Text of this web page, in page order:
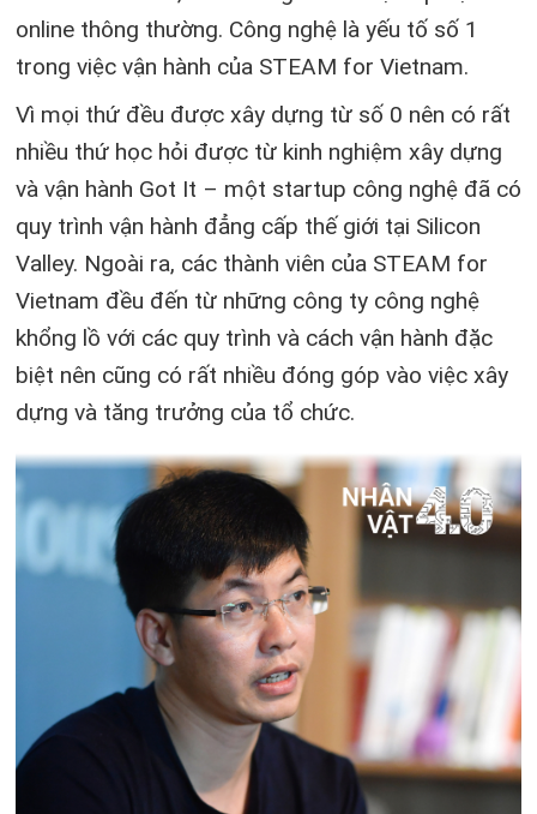
online thông thường. Công nghệ là yếu tố số 1
trong việc vận hành của STEAM for Vietnam.
Vì mọi thứ đều được xây dựng từ số 0 nên có rất
nhiều thứ học hỏi được từ kinh nghiệm xây dựng
và vận hành Got It – một startup công nghệ đã có
quy trình vận hành đẳng cấp thế giới tại Silicon
Valley. Ngoài ra, các thành viên của STEAM for
Vietnam đều đến từ những công ty công nghệ
khổng lồ với các quy trình và cách vận hành đặc
biệt nên cũng có rất nhiều đóng góp vào việc xây
dựng và tăng trưởng của tổ chức.